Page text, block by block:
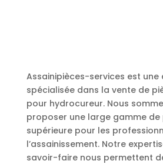
Assainipièces-services est une
spécialisée dans la vente de
pour hydrocureur. Nous
proposer une large gamme
supérieure pour les
l’assainissement. Notre
savoir-faire nous permettent